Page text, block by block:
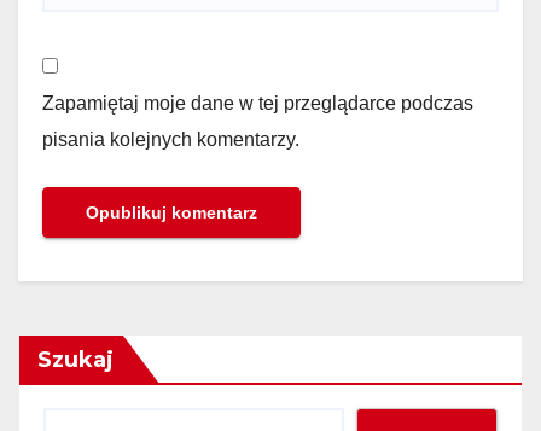
Zapamiętaj moje dane w tej przeglądarce podczas
pisania kolejnych komentarzy.
Szukaj